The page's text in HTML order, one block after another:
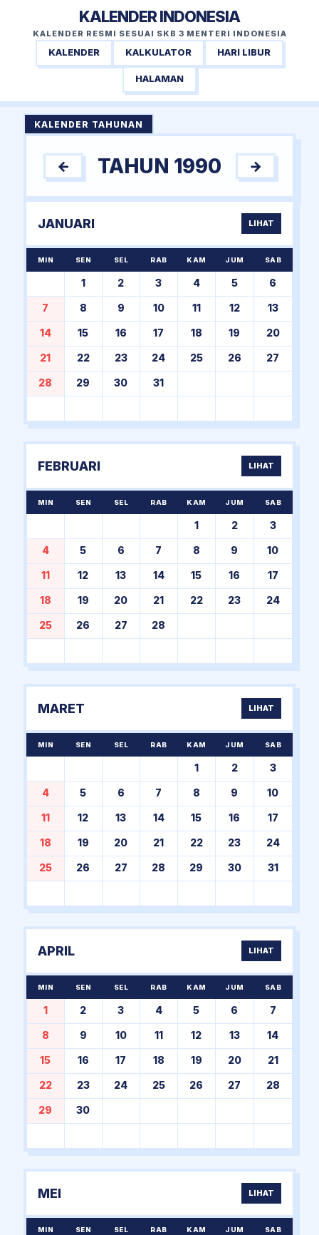
KALENDER INDONESIA
KALENDER RESMI SESUAI SKB 3 MENTERI INDONESIA
KALENDER KALKULATOR HARI LIBUR
HALAMAN
KALENDER TAHUNAN
← TAHUN 1990 →
JANUARI LIHAT
MIN SEN SEL RAB KAM JUM SAB
1 2 3 4 5 6
7 8 9 10 11 12 13
14 15 16 17 18 19 20
21 22 23 24 25 26 27
28 29 30 31
FEBRUARI LIHAT
MIN SEN SEL RAB KAM JUM SAB
1 2 3
4 5 6 7 8 9 10
11 12 13 14 15 16 17
18 19 20 21 22 23 24
25 26 27 28
MARET LIHAT
MIN SEN SEL RAB KAM JUM SAB
1 2 3
4 5 6 7 8 9 10
11 12 13 14 15 16 17
18 19 20 21 22 23 24
25 26 27 28 29 30 31
APRIL LIHAT
MIN SEN SEL RAB KAM JUM SAB
1 2 3 4 5 6 7
8 9 10 11 12 13 14
15 16 17 18 19 20 21
22 23 24 25 26 27 28
29 30
MEI LIHAT
MIN SEN SEL RAB KAM JUM SAB